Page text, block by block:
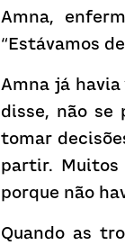
Amna,
“Estávamos
Amna já
disse, não se
tomar
partir. Muitos
porque não
Quando as